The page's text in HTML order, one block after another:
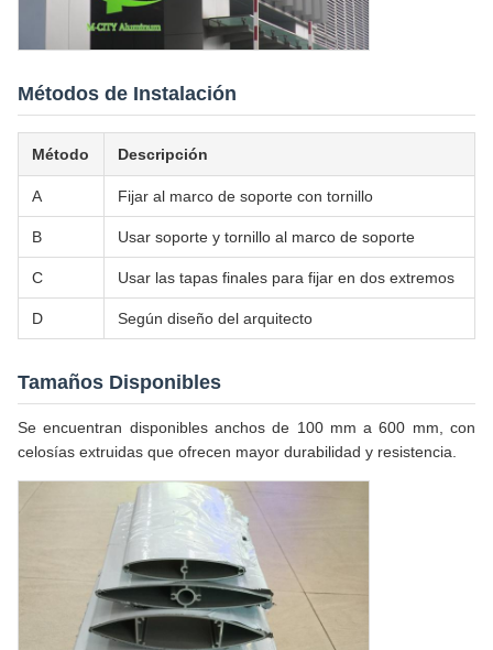
Métodos de Instalación
Método Descripción
A Fijar al marco de soporte con tornillo
B Usar soporte y tornillo al marco de soporte
C Usar las tapas finales para fijar en dos extremos
D Según diseño del arquitecto
Tamaños Disponibles
Se encuentran disponibles anchos de 100 mm a 600 mm, con
celosías extruidas que ofrecen mayor durabilidad y resistencia.